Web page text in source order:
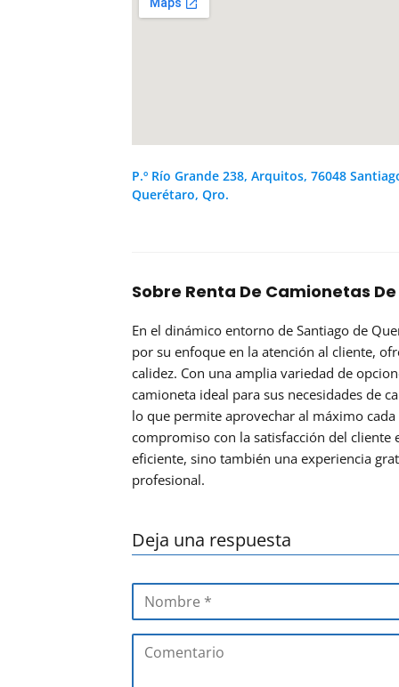
P.º Río Grande 238, Arquitos, 76048
Querétaro, Qro.
Sobre Renta De Camionetas
En el dinámico entorno de Santiago de
por su enfoque en la atención al cliente,
calidez. Con una amplia variedad de
camioneta ideal para sus necesidades de
lo que permite aprovechar al máximo
compromiso con la satisfacción del
eficiente, sino también una experiencia
profesional.
Deja una respuesta